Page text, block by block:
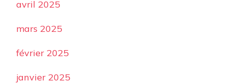
avril 2025
mars 2025
février 2025
janvier 2025